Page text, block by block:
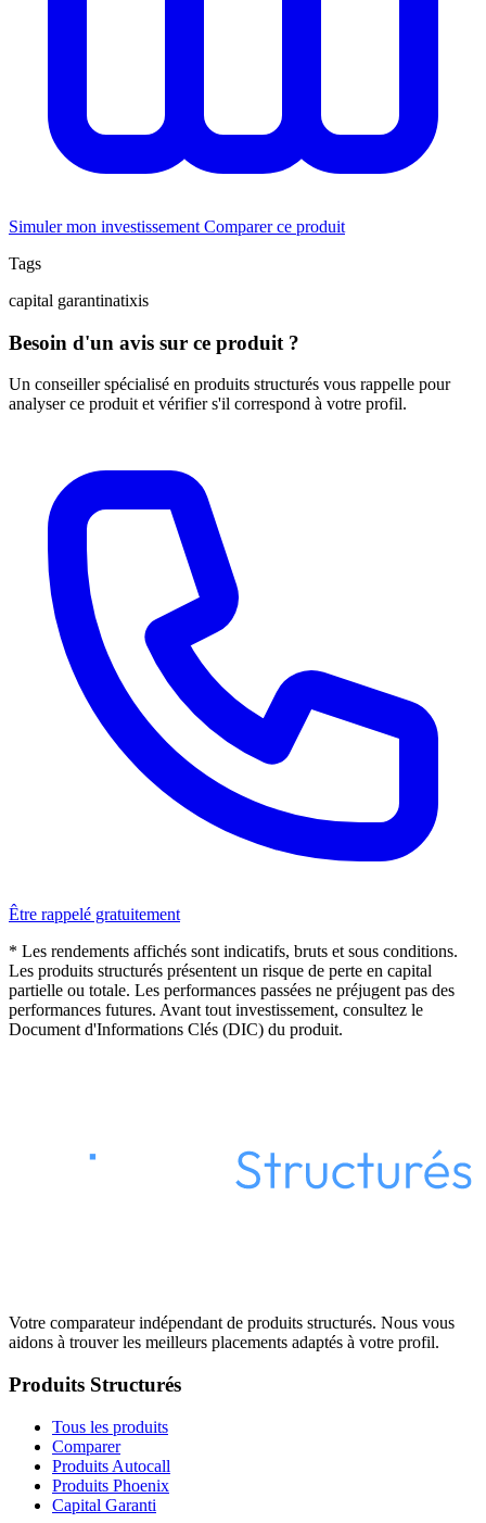
Simuler mon investissement Comparer ce produit
Tags
capital garantinatixis
Besoin d'un avis sur ce produit ?
Un conseiller spécialisé en produits structurés vous rappelle pour
analyser ce produit et vérifier s'il correspond à votre profil.
Être rappelé gratuitement
* Les rendements affichés sont indicatifs, bruts et sous conditions.
Les produits structurés présentent un risque de perte en capital
partielle ou totale. Les performances passées ne préjugent pas des
performances futures. Avant tout investissement, consultez le
Document d'Informations Clés (DIC) du produit.
Votre comparateur indépendant de produits structurés. Nous vous
aidons à trouver les meilleurs placements adaptés à votre profil.
Produits Structurés
Tous les produits
Comparer
Produits Autocall
Produits Phoenix
Capital Garanti